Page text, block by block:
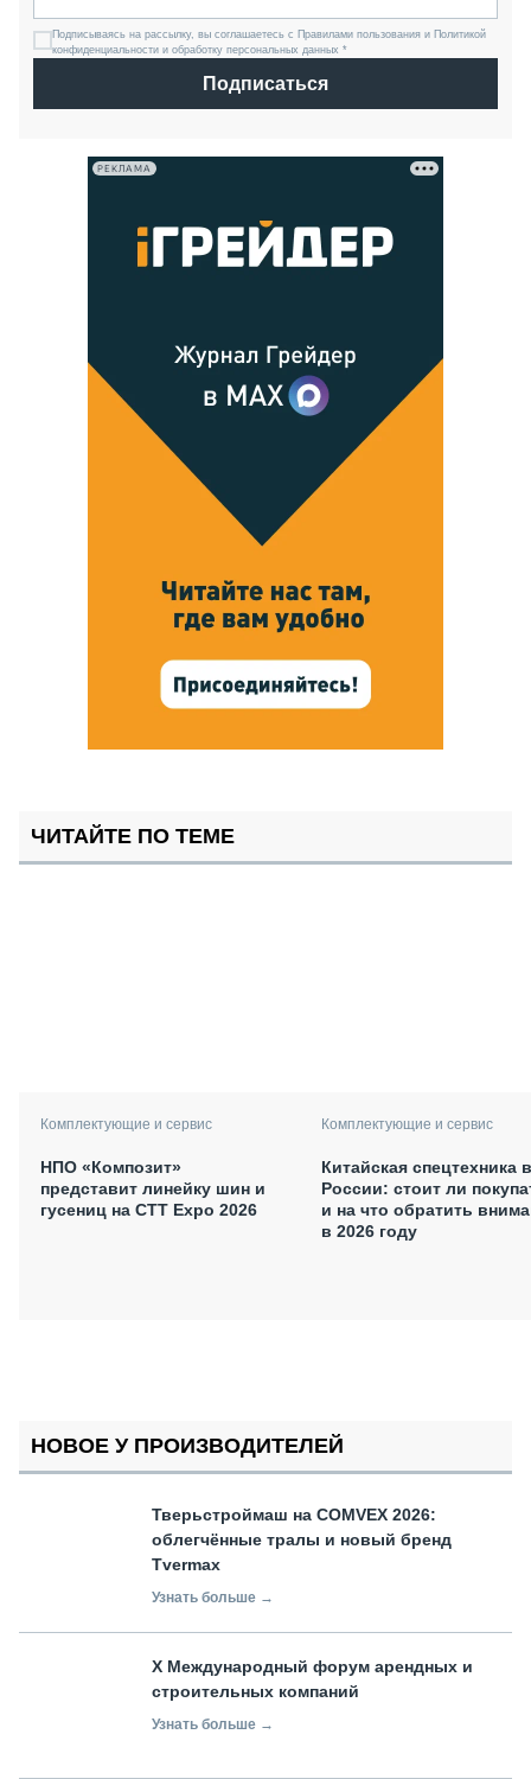
Подписываясь на рассылку, вы соглашаетесь с Правилами пользования и Политикой
конфиденциальности и обработку персональных данных *
Подписаться
РЕКЛАМА
ЧИТАЙТЕ ПО ТЕМЕ
Комплектующие и сервис
НПО «Композит»
представит линейку шин и
гусениц на СТТ Expo 2026
Комплектующие и сервис
Китайская спецтехника в
России: стоит ли
и на что обратить
в 2026 году
НОВОЕ У ПРОИЗВОДИТЕЛЕЙ
Тверьстроймаш на COMVEX 2026:
облегчённые тралы и новый бренд
Tvermax
Узнать больше →
X Международный форум арендных и
строительных компаний
Узнать больше →